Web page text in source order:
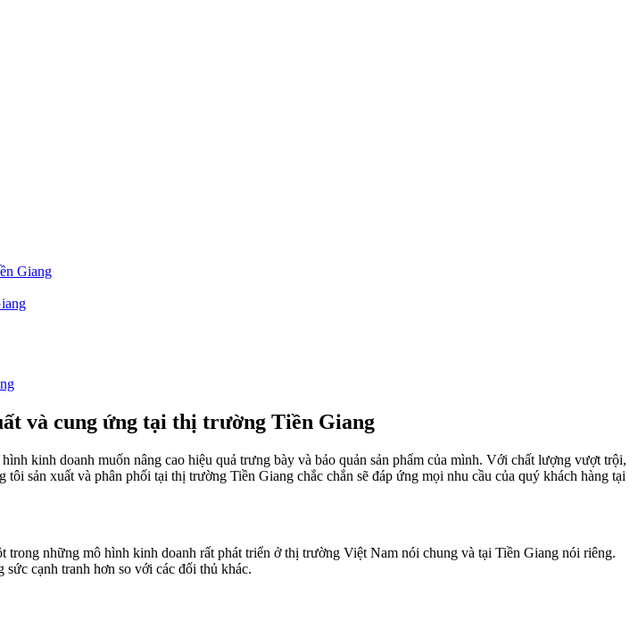
Giang
và cung ứng tại thị trường Tiền Giang
kinh doanh muốn nâng cao hiệu quả trưng bày và bảo quản sản phẩm của mình. Với chất lượng vượt trội,
sản xuất và phân phối tại thị trường Tiền Giang chắc chắn sẽ đáp ứng mọi nhu cầu của quý khách hàng tại
những mô hình kinh doanh rất phát triển ở thị trường Việt Nam nói chung và tại Tiền Giang nói riêng.
cạnh tranh hơn so với các đối thủ khác.